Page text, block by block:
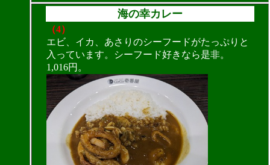
海の幸カレー
（4）
エビ、イカ、あさりのシーフードがたっぷりと
入っています。シーフード好きなら是非。
1,016円。